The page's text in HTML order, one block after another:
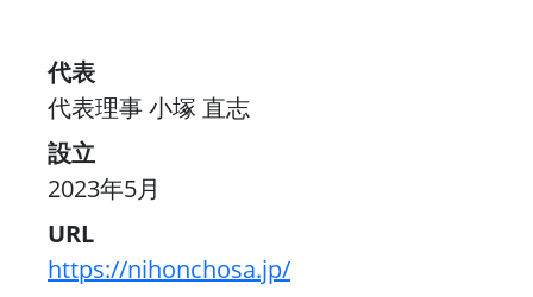
代表
代表理事 小塚 直志
設立
2023年5月
URL
https://nihonchosa.jp/